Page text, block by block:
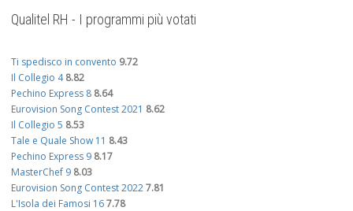
Qualitel RH - I programmi più votati
Ti spedisco in convento 9.72
Il Collegio 4 8.82
Pechino Express 8 8.64
Eurovision Song Contest 2021 8.62
Il Collegio 5 8.53
Tale e Quale Show 11 8.43
Pechino Express 9 8.17
MasterChef 9 8.03
Eurovision Song Contest 20227.81
L'Isola dei Famosi 167.78